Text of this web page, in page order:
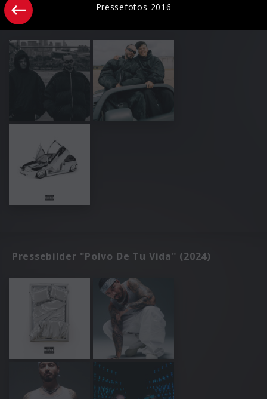
Pressebilder "Rayo" (2024)
Pressebilder "Polvo De Tu Vida" (2024)
Pressefotos 2016